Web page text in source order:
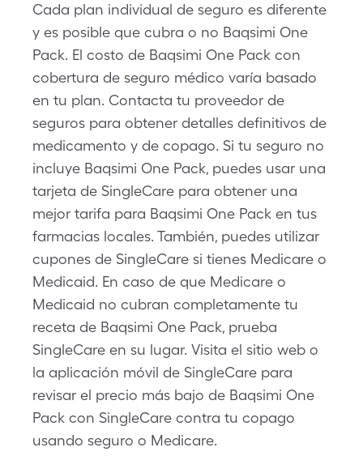
Cada plan individual de seguro es diferente
y es posible que cubra o no Baqsimi One
Pack. El costo de Baqsimi One Pack con
cobertura de seguro médico varía basado
en tu plan. Contacta tu proveedor de
seguros para obtener detalles definitivos de
medicamento y de copago. Si tu seguro no
incluye Baqsimi One Pack, puedes usar una
tarjeta de SingleCare para obtener una
mejor tarifa para Baqsimi One Pack en tus
farmacias locales. También, puedes utilizar
cupones de SingleCare si tienes Medicare o
Medicaid. En caso de que Medicare o
Medicaid no cubran completamente tu
receta de Baqsimi One Pack, prueba
SingleCare en su lugar. Visita el sitio web o
la aplicación móvil de SingleCare para
revisar el precio más bajo de Baqsimi One
Pack con SingleCare contra tu copago
usando seguro o Medicare.